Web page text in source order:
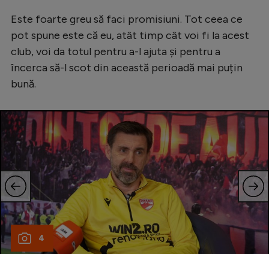
Este foarte greu să faci promisiuni. Tot ceea ce
pot spune este că eu, atât timp cât voi fi la acest
club, voi da totul pentru a-l ajuta și pentru a
încerca să-l scot din această perioadă mai puțin
bună.
4